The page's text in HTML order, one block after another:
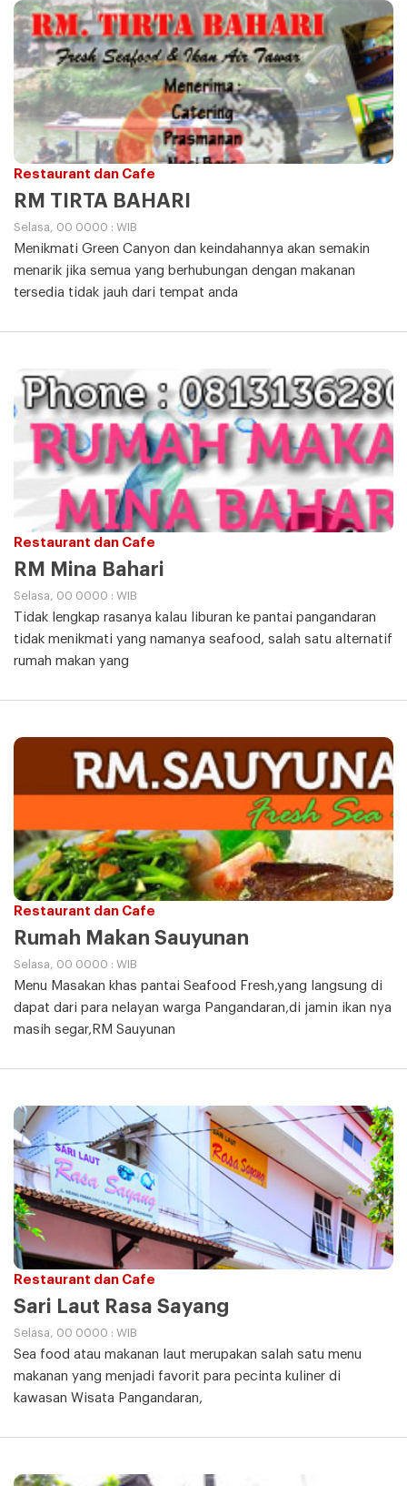
Restaurant dan Cafe
RM TIRTA BAHARI
Selasa, 00 0000 : WIB
Menikmati Green Canyon dan keindahannya akan semakin
menarik jika semua yang berhubungan dengan makanan
tersedia tidak jauh dari tempat anda
Restaurant dan Cafe
RM Mina Bahari
Selasa, 00 0000 : WIB
Tidak lengkap rasanya kalau liburan ke pantai pangandaran
tidak menikmati yang namanya seafood, salah satu alternatif
rumah makan yang
Restaurant dan Cafe
Rumah Makan Sauyunan
Selasa, 00 0000 : WIB
Menu Masakan khas pantai Seafood Fresh,yang langsung di
dapat dari para nelayan warga Pangandaran,di jamin ikan nya
masih segar,RM Sauyunan
Restaurant dan Cafe
Sari Laut Rasa Sayang
Selasa, 00 0000 : WIB
Sea food atau makanan laut merupakan salah satu menu
makanan yang menjadi favorit para pecinta kuliner di
kawasan Wisata Pangandaran,